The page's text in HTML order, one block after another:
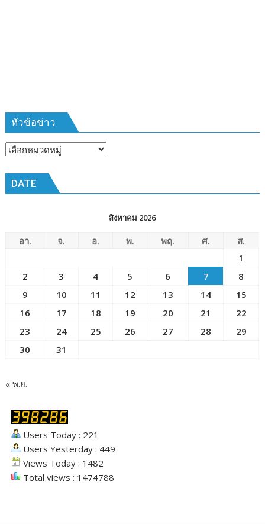
๒๕๖๙
หัวข้อข่าว
หัวข้อ
DATE
สิงหาคม 2026
อา. จ. อ. พ. พฤ. ศ.
ส.
1
2
3 4 5 6 7
8
9
10 11 12 13 14
15
16
17 18 19 20 21
22
23
24 25 26 27 28
29
30
31
« พ.ย.
Users Today : 221
Users Yesterday : 449
Views Today : 1482
Total views : 1474788